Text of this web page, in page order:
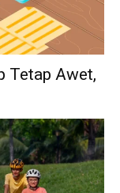
Tetap Awet,